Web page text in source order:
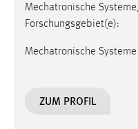
Mechatronische
Forschungsgebiet(e):
Mechatronische Systeme
ZUM PROFIL